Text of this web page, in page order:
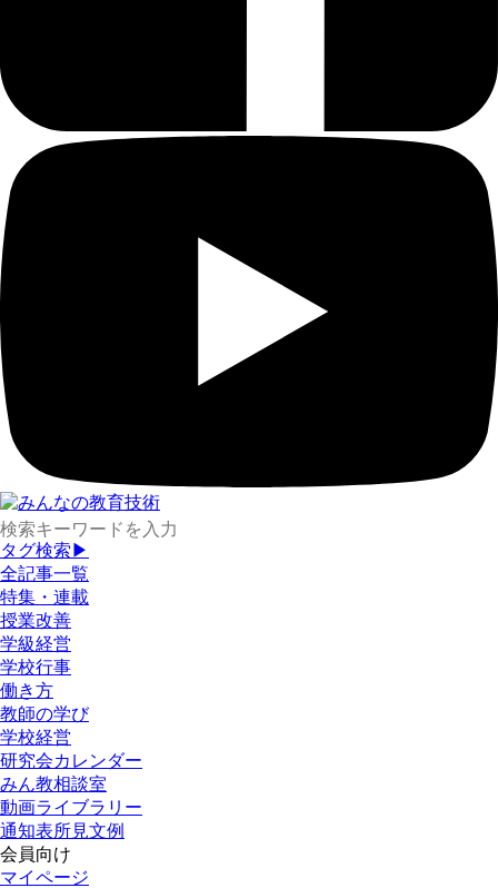
タグ検索▶
全記事一覧
特集・連載
授業改善
学級経営
学校行事
働き方
教師の学び
学校経営
研究会カレンダー
みん教相談室
動画ライブラリー
通知表所見文例
会員向け
マイページ